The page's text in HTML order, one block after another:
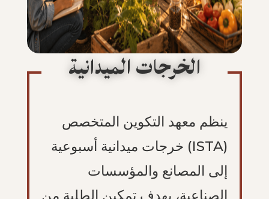
الخرجات الميدانية
ينظم معهد التكوين المتخصص
(ISTA) خرجات ميدانية أسبوعية
إلى المصانع والمؤسسات
الصناعية، بهدف تمكين الطلبة من